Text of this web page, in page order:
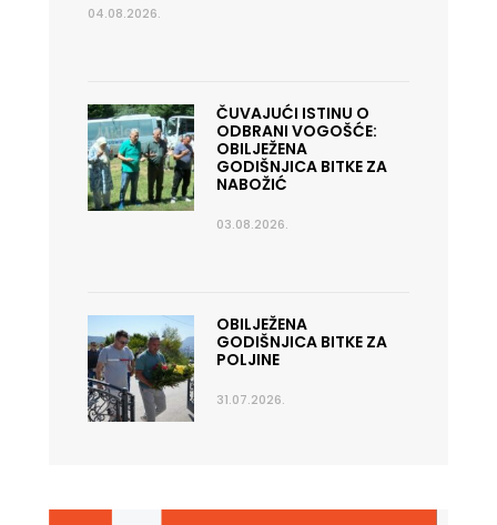
04.08.2026.
ČUVAJUĆI ISTINU O
ODBRANI VOGOŠĆE:
OBILJEŽENA
GODIŠNJICA BITKE ZA
NABOŽIĆ
03.08.2026.
OBILJEŽENA
GODIŠNJICA BITKE ZA
POLJINE
31.07.2026.